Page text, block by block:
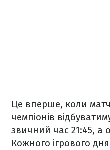
Це вперше, коли
чемпіонів
звичний час 21:45, а
Кожного ігрового